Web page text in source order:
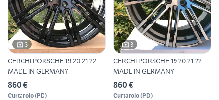
3
CERCHI PORSCHE 19 20 21 22
MADE IN GERMANY
860 €
Curtarolo(PD)
3
CERCHI PORSCHE 19 20 21 22
MADE IN GERMANY
860 €
Curtarolo(PD)